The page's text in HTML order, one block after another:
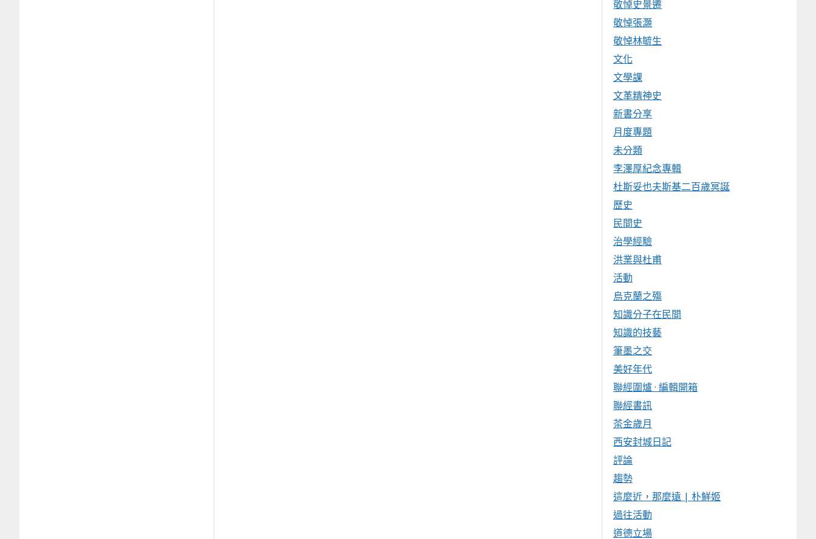
敬悼史景遷
敬悼張灝
敬悼林毓生
文化
文學課
文革精神史
新書分享
月度專題
未分類
李澤厚紀念專輯
杜斯妥也夫斯基二百歲冥誕
歷史
民間史
治學經驗
洪業與杜甫
活動
烏克蘭之殤
知識分子在民間
知識的技藝
筆墨之交
美好年代
聯經圍爐 · 編輯開箱
聯經書訊
茶金歲月
西安封城日記
評論
趨勢
這麼近，那麼遠 | 朴鮮姬
過往活動
道德立場